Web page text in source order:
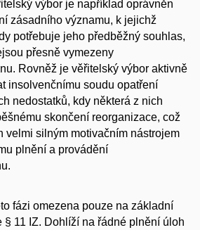
výbor je například oprávněn
zásadního významu, k jejichž
potřebuje jeho předběžný souhlas,
přesně vymezeny
Rovněž je věřitelský výbor aktivně
insolvenčnímu soudu opatření
nedostatků, kdy některá z nich
skončení reorganizace, což
velmi silným motivačním nástrojem
plnění a provádění
fázi omezena pouze na základní
11 IZ. Dohlíží na řádné plnění úloh